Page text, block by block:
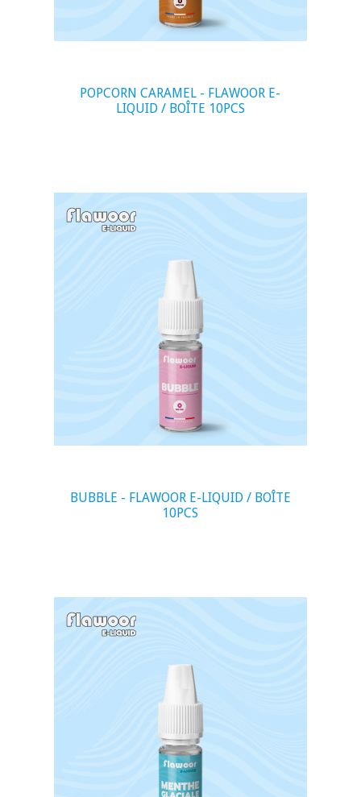
POPCORN CARAMEL - FLAWOOR E-
LIQUID / BOÎTE 10PCS
BUBBLE - FLAWOOR E-LIQUID / BOÎTE
10PCS